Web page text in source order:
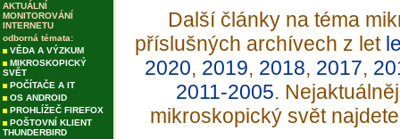
AKTUÁLNÍ
MONITOROVÁNÍ
INTERNETU
odborná témata:
VĚDA A VÝZKUM
MIKROSKOPICKÝ
SVĚT
POČÍTAČE A IT
OS ANDROID
PROHLÍŽEČ FIREFOX
POŠTOVNÍ KLIENT
THUNDERBIRD
Další články na téma
příslušných archívech z let
2020, 2019, 2018, 2017,
2011-2005.
mikroskopický svět